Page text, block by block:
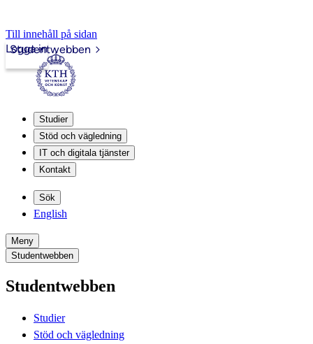
Till innehåll på sidan
Studentwebben
Logga in
Studier
Stöd och vägledning
IT och digitala tjänster
Kontakt
Sök
English
Meny
Studentwebben
Studentwebben
Studier
Stöd och vägledning